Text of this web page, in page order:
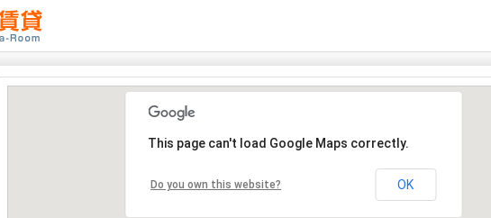
This page can't load Google Maps correctly.
Do you own this website? OK